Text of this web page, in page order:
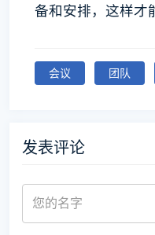
备和安排，这样才
会议 团队
发表评论